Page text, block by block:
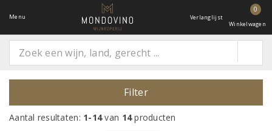
Menu Verlanglijst
0
Winkelwagen
Filter
Aantal resultaten: 1-14van 14producten